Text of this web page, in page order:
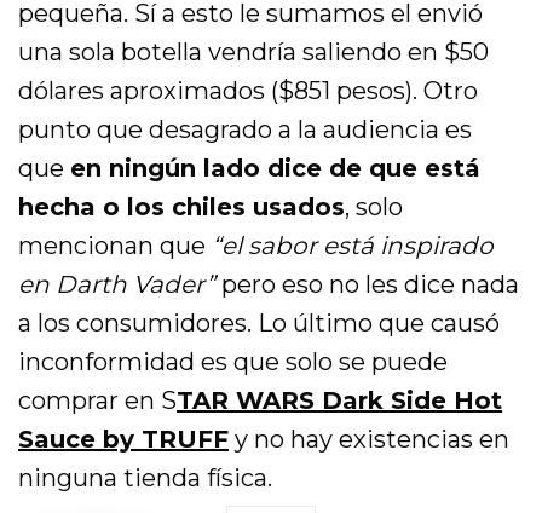
pequeña. Sí a esto le sumamos el envió
una sola botella vendría saliendo en $50
dólares aproximados ($851 pesos). Otro
punto que desagrado a la audiencia es
que en ningún lado dice de que está
hecha o los chiles usados, solo
mencionan que “el sabor está inspirado
en Darth Vader”pero eso no les dice nada
a los consumidores. Lo último que causó
inconformidad es que solo se puede
comprar en STAR WARS Dark Side Hot
Sauce by TRUFF y no hay existencias en
ninguna tienda física.